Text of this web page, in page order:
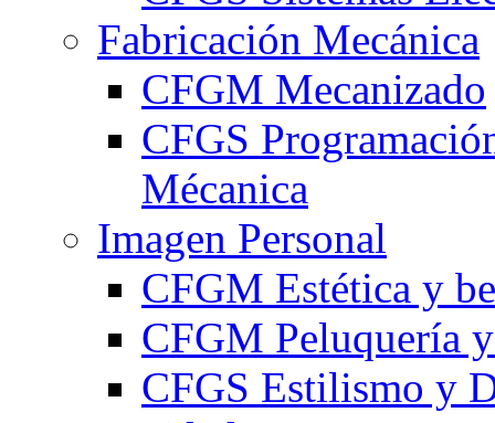
Fabricación Mecánica
CFGM Mecanizado
CFGS
Mécanica
Imagen Personal
CFGM Estética y
CFGM Peluquería
CFGS Estilismo y